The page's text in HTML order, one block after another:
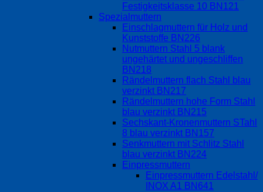
Festigkeitsklasse 10 BN121
Spezialmuttern
Einschlagmuttern für Holz und
Kunststoffe BN226
Nutmuttern Stahl 5 blank
ungehärtet und ungeschliffen
BN218
Rändelmuttern flach Stahl blau
verzinkt BN217
Rändelmuttern hohe Form Stahl
blau verzinkt BN215
Sechskant-Kronenmuttern STahl
8 blau verzinkt BN157
Senkmuttern mit Schlitz Stahl
blau verzinkt BN224
Einpressmuttern
Einpressmuttern Edelstahl/
INOX A1 BN641